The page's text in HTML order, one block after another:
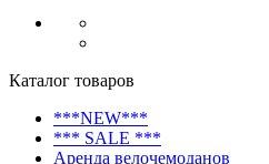
Каталог товаров
***NEW***
*** SALE ***
Аренда велочемоданов